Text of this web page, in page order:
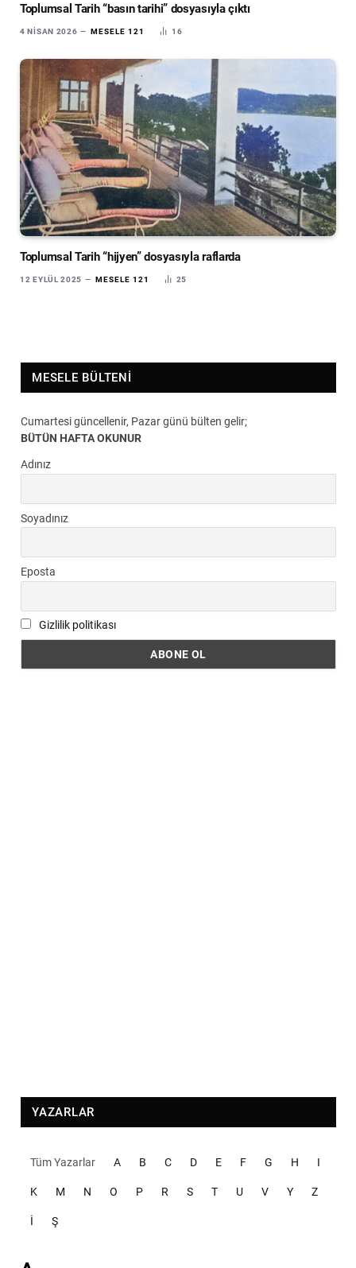
Toplumsal Tarih “basın tarihi” dosyasıyla çıktı
4 NISAN 2026 MESELE 121 16
Toplumsal Tarih “hijyen” dosyasıyla raflarda
12 EYLÜL 2025 MESELE 121 25
MESELE BÜLTENI
Cumartesi güncellenir, Pazar günü bülten gelir;
BÜTÜN HAFTA OKUNUR
Adınız
Soyadınız
Eposta
Gizlilik politikası
YAZARLAR
Tüm Yazarlar A B C D E F G H I
K M N O P R S T U V Y Z
İ Ş